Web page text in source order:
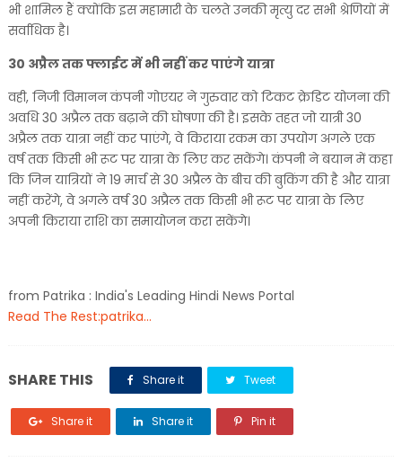
भी शामिल हैं क्योंकि इस महामारी के चलते उनकी मृत्यु दर सभी श्रेणियों में
सर्वाधिक है।
30 अप्रैल तक फ्लाईट में भी नहीं कर पाएंगे यात्रा
वही, निजी विमानन कंपनी गोएयर ने गुरुवार को टिकट क्रेडिट योजना की
अवधि 30 अप्रैल तक बढ़ाने की घोषणा की है। इसके तहत जो यात्री 30
अप्रैल तक यात्रा नहीं कर पाएंगे, वे किराया रकम का उपयोग अगले एक
वर्ष तक किसी भी रूट पर यात्रा के लिए कर सकेंगे। कंपनी ने बयान में कहा
कि जिन यात्रियों ने 19 मार्च से 30 अप्रैल के बीच की बुकिंग की है और यात्रा
नहीं करेंगे, वे अगले वर्ष 30 अप्रैल तक किसी भी रूट पर यात्रा के लिए
अपनी किराया राशि का समायोजन करा सकेंगे।
from Patrika : India's Leading Hindi News Portal
Read The Rest:patrika...
SHARE THIS Share it Tweet
Share it Share it Pin it